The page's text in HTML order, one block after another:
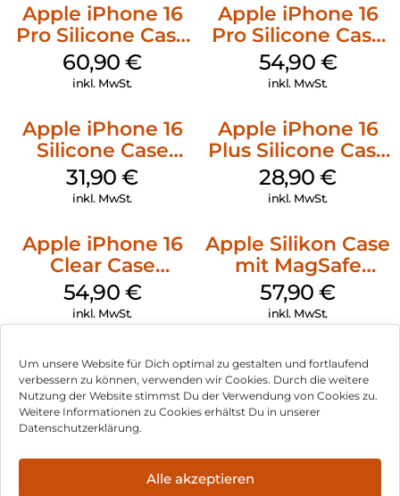
Um unsere Website für Dich optimal zu gestalten und fortlaufend
verbessern zu können, verwenden wir Cookies. Durch die weitere
Nutzung der Website stimmst Du der Verwendung von Cookies zu.
Weitere Informationen zu Cookies erhältst Du in unserer
Datenschutzerklärung.
Alle akzeptieren
Apple iPhone 16
Pro Silicone Case
MagSafe Stone
Gray
60,90€
inkl. MwSt.
Apple iPhone 16
Pro Silicone Case
MagSafe Black
54,90 €
inkl. MwSt.
Apple iPhone 16
Silicone Case
MagSafe Fuchsia
31,90€
inkl. MwSt.
Apple iPhone 16
Plus Silicone Case
MagSafe Black
28,90€
inkl. MwSt.
Apple iPhone 16
Clear Case
MagSafe
Transparent
54,90 €
inkl. MwSt.
Apple Silikon Case
mit MagSafe
iPhone 14 Pro
(PRODUCT)RED
57,90€
inkl. MwSt.
Impressum